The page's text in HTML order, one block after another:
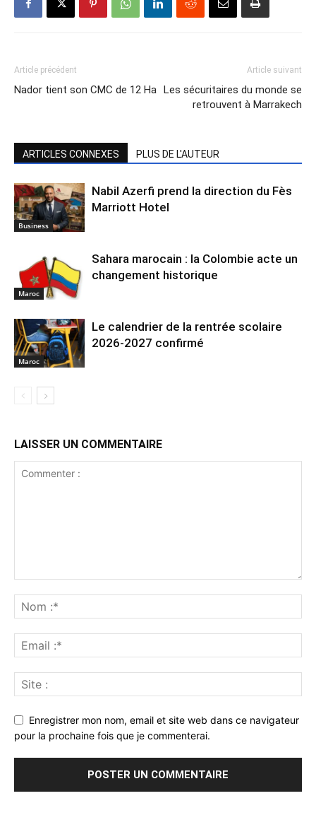
Article précédent
Nador tient son CMC de 12 Ha
Article suivant
Les sécuritaires du monde se
retrouvent à Marrakech
ARTICLES CONNEXES PLUS DE L'AUTEUR
Business
Nabil Azerfi prend la direction du Fès
Marriott Hotel
Maroc
Sahara marocain : la Colombie acte un
changement historique
Maroc
Le calendrier de la rentrée scolaire
2026-2027 confirmé
LAISSER UN COMMENTAIRE
Enregistrer mon nom, email et site web dans ce navigateur
pour la prochaine fois que je commenterai.